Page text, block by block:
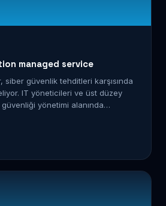
managed service
siber güvenlik tehditleri karşısında
IT yöneticileri ve üst düzey
yönetimi alanında…